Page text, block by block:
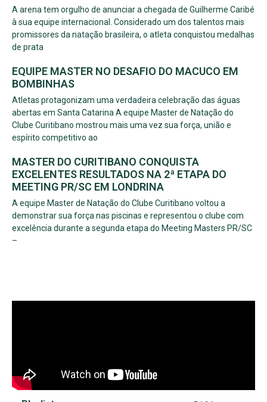
A arena tem orgulho de anunciar a chegada de Guilherme Caribé
à sua equipe internacional. Considerado um dos talentos mais
promissores da natação brasileira, o atleta conquistou medalhas
de prata
EQUIPE MASTER NO DESAFIO DO MACUCO EM
BOMBINHAS
Atletas protagonizam uma verdadeira celebração das águas
abertas em Santa Catarina A equipe Master de Natação do
Clube Curitibano mostrou mais uma vez sua força, união e
espírito competitivo ao
MASTER DO CURITIBANO CONQUISTA
EXCELENTES RESULTADOS NA 2ª ETAPA DO
MEETING PR/SC EM LONDRINA
A equipe Master de Natação do Clube Curitibano voltou a
demonstrar sua força nas piscinas e representou o clube com
excelência durante a segunda etapa do Meeting Masters PR/SC
–